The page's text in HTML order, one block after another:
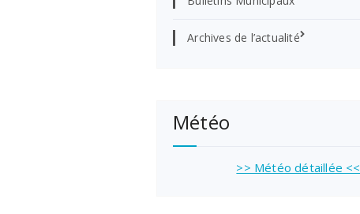
Archives de l’actualité
Météo
>> Météo détaillée <<